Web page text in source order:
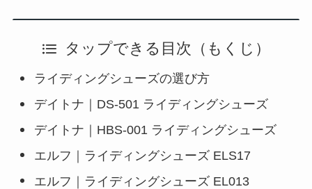
タップできる目次（もくじ）
ライディングシューズの選び方
デイトナ｜DS-501 ライディングシューズ
デイトナ｜HBS-001 ライディングシューズ
エルフ｜ライディングシューズ ELS17
エルフ｜ライディングシューズ EL013